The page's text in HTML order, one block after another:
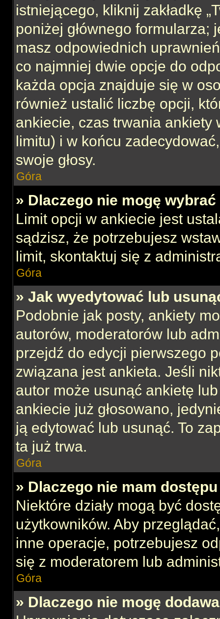
istniejącego, kliknij zakładkę
poniżej głównego formularza;
masz odpowiednich
co najmniej dwie opcje do
każda opcja znajduje się w
również ustalić liczbę opcji,
ankiecie, czas trwania ankiety
limitu) i w końcu
swoje głosy.
Góra
» Dlaczego nie mogę
Limit opcji w ankiecie jest
sądzisz, że potrzebujesz
limit, skontaktuj się z
Góra
» Jak wyedytować lub
Podobnie jak posty, ankiety
autorów, moderatorów lub
przejdź do edycji pierwszego
związana jest ankieta. Jeśli
autor może usunąć ankietę
ankiecie już głosowano,
ją edytować lub usunąć. To
ta już trwa.
Góra
» Dlaczego nie mam dostępu
Niektóre działy mogą być
użytkowników. Aby
inne operacje, potrzebujesz
się z moderatorem lub
Góra
» Dlaczego nie mogę